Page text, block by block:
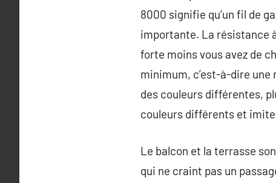
8000 signifie qu’un fil de
importante. La résistance
forte moins vous avez de
minimum, c’est-à-dire
des couleurs différentes,
couleurs différents et
Le balcon et la terrasse
qui ne craint pas un